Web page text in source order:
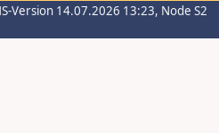
Version 14.07.2026 13:23, Node S2